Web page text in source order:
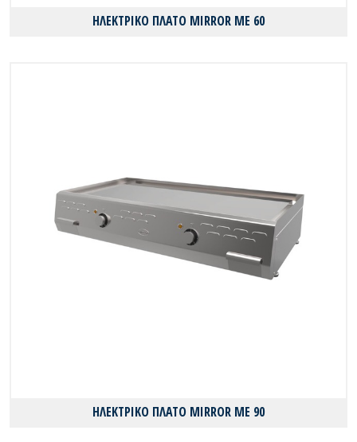
ΗΛΕΚΤΡΙΚΟ ΠΛΑΤΟ MIRROR ME 60
ΗΛΕΚΤΡΙΚΟ ΠΛΑΤΟ MIRROR ME 90